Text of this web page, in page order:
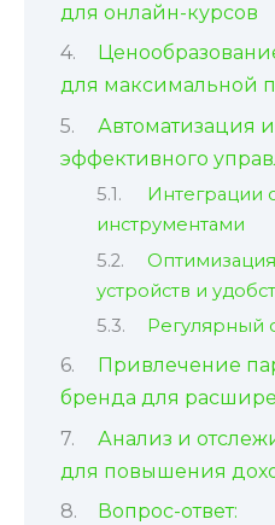
для онлайн-курсов
для максимальной
Автоматизация
эффективного
Интеграции
инструментами
устройств и
Регулярный
Привлечение
бренда для
Анализ и
для повышения
Вопрос-ответ: